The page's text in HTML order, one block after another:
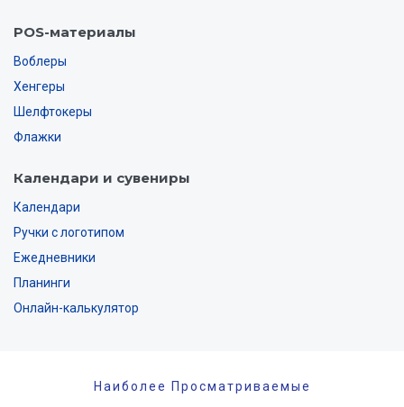
POS-материалы
Воблеры
Хенгеры
Шелфтокеры
Флажки
Календари и сувениры
Календари
Ручки с логотипом
Ежедневники
Планинги
Онлайн-калькулятор
Наиболее Просматриваемые